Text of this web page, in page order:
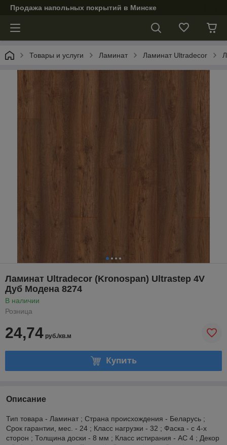
Продажа напольных покрытий в Минске
Товары и услуги Ламинат Ламинат Ultradecor
Ламинат Ultradecor (Kronospan) Ultrastep 4V
Дуб Модена 8274
В наличии
Розница
24,74 руб./кв.м
Купить
Описание
Тип товара - Ламинат ; Страна происхождения - Беларусь ;
Срок гарантии, мес. - 24 ; Класс нагрузки - 32 ; Фаска - с 4-х
сторон ; Толщина доски - 8 мм ; Класс истирания - AC 4 ; Декор